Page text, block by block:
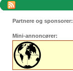
Partnere og sponsorer:
Mini-annoncører: